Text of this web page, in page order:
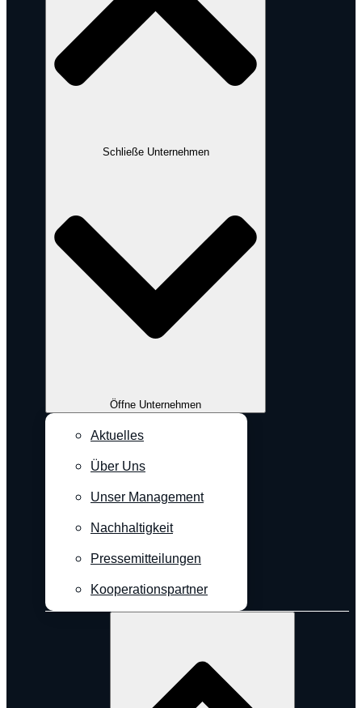
Schließe Unternehmen
Öffne Unternehmen
Aktuelles
Über Uns
Unser Management
Nachhaltigkeit
Pressemitteilungen
Kooperationspartner